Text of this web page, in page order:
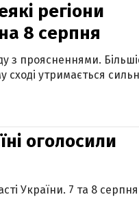
регіони
8 серпня
з проясненнями.
сході утримається
оголосили
України. 7 та 8